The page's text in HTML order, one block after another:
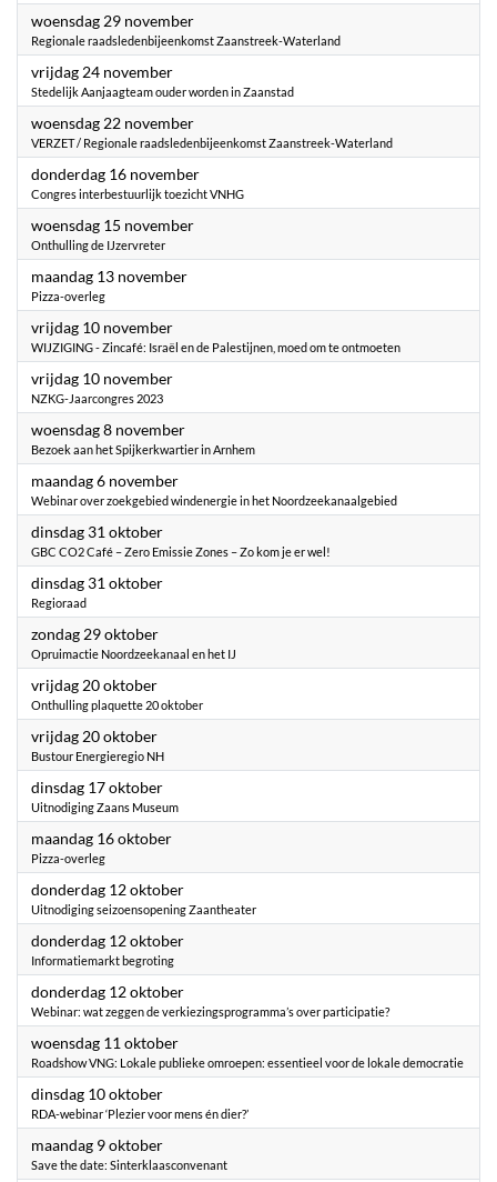
woensdag 29 november2023
Regionale raadsledenbijeenkomst Zaanstreek-Waterland
vrijdag 24 november2023
Stedelijk Aanjaagteam ouder worden in Zaanstad
woensdag 22 november2023
VERZET / Regionale raadsledenbijeenkomst Zaanstreek-Waterland
donderdag 16 november2023
Congres interbestuurlijk toezicht VNHG
woensdag 15 november2023
Onthulling de IJzervreter
maandag 13 november2023
Pizza-overleg
vrijdag 10 november2023
WIJZIGING - Zincafé: Israël en de Palestijnen, moed om te ontmoeten
vrijdag 10 november2023
NZKG-Jaarcongres 2023
woensdag 8 november2023
Bezoek aan het Spijkerkwartier in Arnhem
maandag 6 november2023
Webinar over zoekgebied windenergie in het Noordzeekanaalgebied
dinsdag 31 oktober2023
GBC CO2 Café – Zero Emissie Zones – Zo kom je er wel!
dinsdag 31 oktober2023
Regioraad
zondag 29 oktober2023
Opruimactie Noordzeekanaal en het IJ
vrijdag 20 oktober2023
Onthulling plaquette 20 oktober
vrijdag 20 oktober2023
Bustour Energieregio NH
dinsdag 17 oktober2023
Uitnodiging Zaans Museum
maandag 16 oktober2023
Pizza-overleg
donderdag 12 oktober2023
Uitnodiging seizoensopening Zaantheater
donderdag 12 oktober2023
Informatiemarkt begroting
donderdag 12 oktober2023
Webinar: wat zeggen de verkiezingsprogramma’s over participatie?
woensdag 11 oktober2023
Roadshow VNG: Lokale publieke omroepen: essentieel voor de lokale democratie
dinsdag 10 oktober2023
RDA-webinar ‘Plezier voor mens én dier?’
maandag 9 oktober2023
Save the date: Sinterklaasconvenant